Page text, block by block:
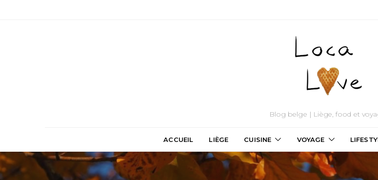
Blog belge | Liège, food et
ACCUEIL LIÈGE CUISINE VOYAGE